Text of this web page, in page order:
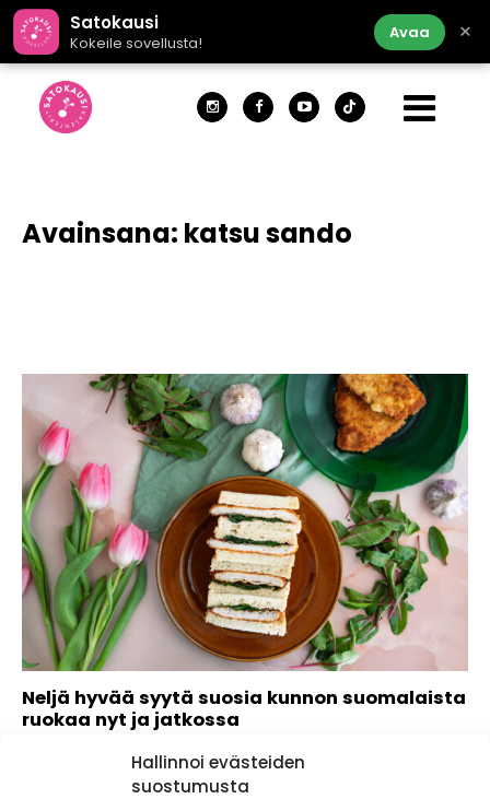
Hallinnoi evästeiden
suostumusta
Satokausi
Kokeile sovellusta!
Avaa ×
Avainsana: katsu sando
Neljä hyvää syytä suosia kunnon suomalaista
ruokaa nyt ja jatkossa
Ruoan alkuperä ja kotimaisuus kiinnostaa entistä enemmän,
mutta miksi on tärkeää, että kiinnostus konkretisoituu...